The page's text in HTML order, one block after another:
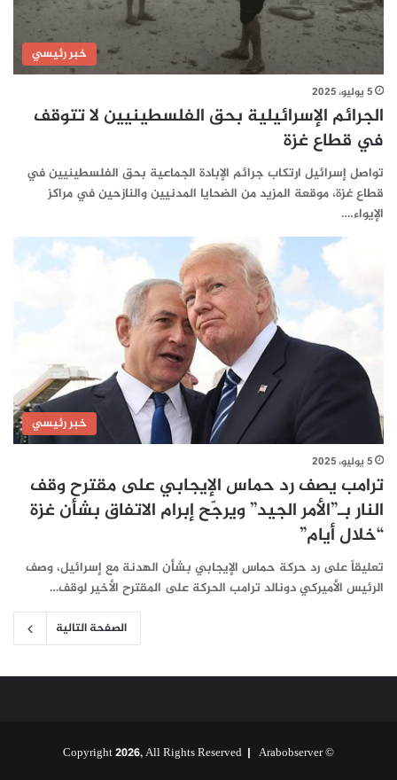
خبر رئيسي
5 يوليو، 2025
الجرائم الإسرائيلية بحق الفلسطينيين لا تتوقف
في قطاع غزة
تواصل إسرائيل ارتكاب جرائم الإبادة الجماعية بحق الفلسطينيين في
قطاع غزة، موقعة المزيد من الضحايا المدنيين والنازحين في مراكز
الإيواء.…
خبر رئيسي
5 يوليو، 2025
ترامب يصف رد حماس الإيجابي على مقترح وقف
النار بـ”الأمر الجيد” ويرجّح إبرام الاتفاق بشأن غزة
“خلال أيام”
تعليقاً على رد حركة حماس الإيجابي بشأن الهدنة مع إسرائيل، وصف
الرئيس الأميركي دونالد ترامب الحركة على المقترح الأخير لوقف…
الصفحة التالية
© Copyright 2026, All Rights Reserved |
Arabobserver